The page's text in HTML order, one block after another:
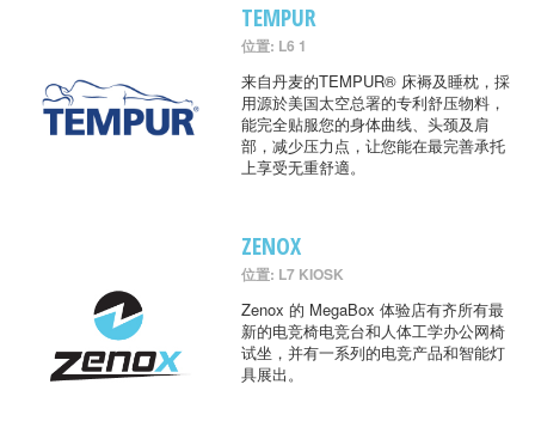
TEMPUR
位置: L6 1
来自丹麦的TEMPUR® 床褥及睡枕，採
用源於美国太空总署的专利舒压物料，
能完全贴服您的身体曲线、头颈及肩
部，减少压力点，让您能在最完善承托
上享受无重舒適。
ZENOX
位置: L7 KIOSK
Zenox 的 MegaBox 体验店有齐所有最
新的电竞椅电竞台和人体工学办公网椅
试坐，并有一系列的电竞产品和智能灯
具展出。